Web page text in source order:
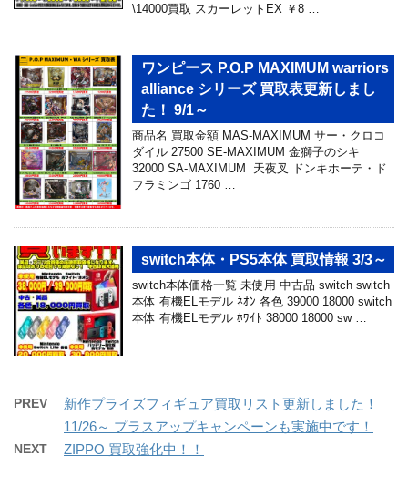
\14000買取 スカーレットEX ￥8 …
ワンピース P.O.P MAXIMUM warriors
alliance シリーズ 買取表更新しまし
た！ 9/1～
商品名 買取金額 MAS-MAXIMUM サー・クロコ
ダイル 27500 SE-MAXIMUM 金獅子のシキ
32000 SA-MAXIMUM 天夜叉 ドンキホーテ・ド
フラミンゴ 1760 …
switch本体・PS5本体 買取情報 3/3～
switch本体価格一覧 未使用 中古品 switch switch
本体 有機ELモデル ﾈｵﾝ 各色 39000 18000 switch
本体 有機ELモデル ﾎﾜｲﾄ 38000 18000 sw …
PREV
新作プライズフィギュア買取リスト更新しました！
11/26～ プラスアップキャンペーンも実施中です！
NEXT ZIPPO 買取強化中！！